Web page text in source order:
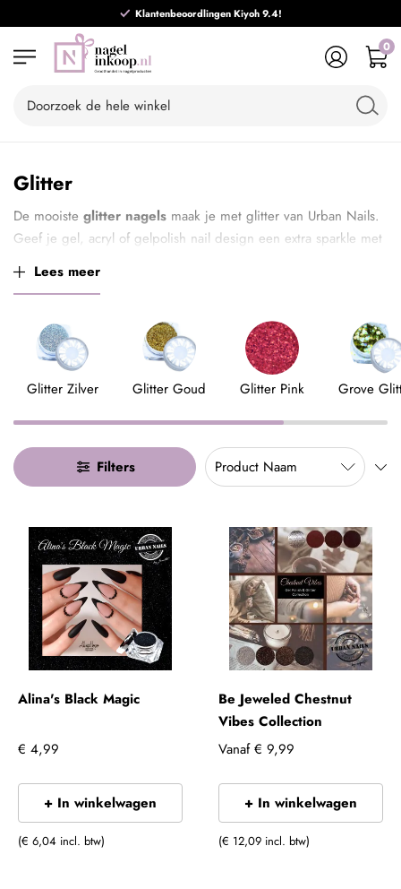
Klantenbeoordlingen Kiyoh 9.4!
0
Glitter
De mooiste glitter nagels maak je met glitter van Urban Nails.
Geef je gel, acryl of gelpolish nail design een extra sparkle met
losse glitter is van hoge kwaliteit en speciaal gemengd voor
Lees meer
Glitter Zilver Glitter Goud Glitter Pink Grove
Filters
Alina's Black Magic
€ 4,99
+ In winkelwagen
(€ 6,04 incl. btw)
Be Jeweled Chestnut
Vibes Collection
Vanaf € 9,99
+ In winkelwagen
(€ 12,09 incl. btw)